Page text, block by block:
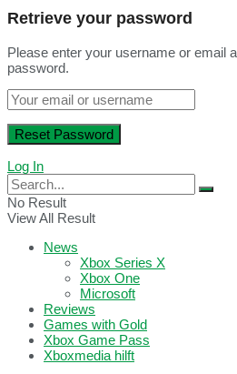
Retrieve your password
Please enter your username or email
password.
Log In
No Result
View All Result
News
Xbox Series X
Xbox One
Microsoft
Reviews
Games with Gold
Xbox Game Pass
Xboxmedia hilft